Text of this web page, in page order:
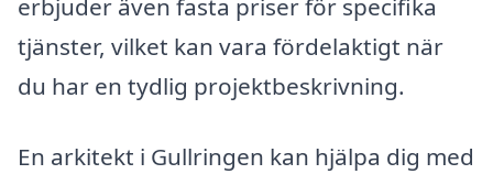
erbjuder även fasta priser för specifika
tjänster, vilket kan vara fördelaktigt när
du har en tydlig projektbeskrivning.
En arkitekt i Gullringen kan hjälpa dig med